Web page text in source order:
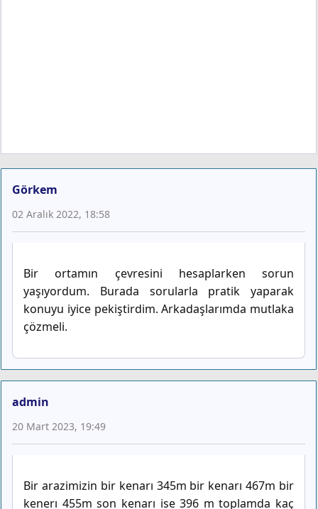
Görkem
02 Aralık 2022, 18:58
Bir ortamın çevresini hesaplarken sorun
yaşıyordum. Burada sorularla pratik yaparak
konuyu iyice pekiştirdim. Arkadaşlarımda mutlaka
çözmeli.
admin
20 Mart 2023, 19:49
Bir arazimizin bir kenarı 345m bir kenarı 467m bir
kenerı 455m son kenarı ise 396 m toplamda kaç